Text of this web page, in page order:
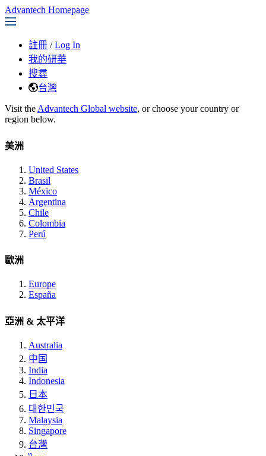
Advantech Homepage
註冊 / Log In
我的研華
搜尋
台灣
Visit the Advantech Global website, or choose your country or
region below.
美洲
United States
Brasil
México
Argentina
Chile
Colombia
Perú
歐洲
Europe
España
亞洲 & 太平洋
Australia
中国
India
Indonesia
日本
대한민국
Malaysia
Singapore
台灣